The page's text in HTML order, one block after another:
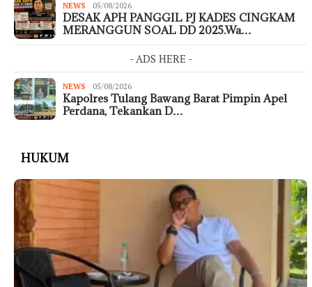
NEWS 05/08/2026
DESAK APH PANGGIL PJ KADES CINGKAM
MERANGGUN SOAL DD 2025.Wa…
- ADS HERE -
NEWS 05/08/2026
Kapolres Tulang Bawang Barat Pimpin Apel
Perdana, Tekankan D…
HUKUM